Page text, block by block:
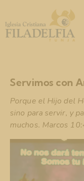
Servimos con
Porque el Hijo del
sino para servir, y
muchos. Marcos